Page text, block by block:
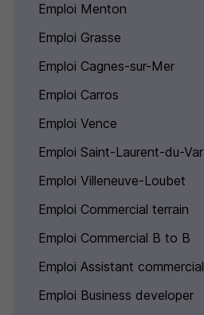
Emploi Menton
Emploi Grasse
Emploi Cagnes-sur-Mer
Emploi Carros
Emploi Vence
Emploi Saint-Laurent-du-Var
Emploi Villeneuve-Loubet
Emploi Commercial terrain
Emploi Commercial B to B
Emploi Assistant commercial
Emploi Business developer